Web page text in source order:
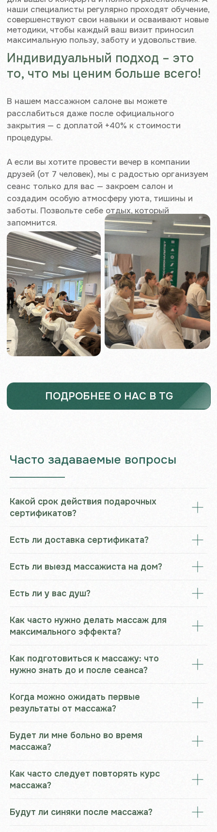
Часто задаваемые вопросы
Какой срок действия подарочных
сертификатов?
Есть ли доставка сертификата?
Есть ли выезд массажиста на дом?
Есть ли у вас душ?
Как часто нужно делать массаж для
максимального эффекта?
Как подготовиться к массажу: что
нужно знать до и после сеанса?
Когда можно ожидать первые
результаты от массажа?
Будет ли мне больно во время
массажа?
Как часто следует повторять курс
массажа?
Будут ли синяки после массажа?